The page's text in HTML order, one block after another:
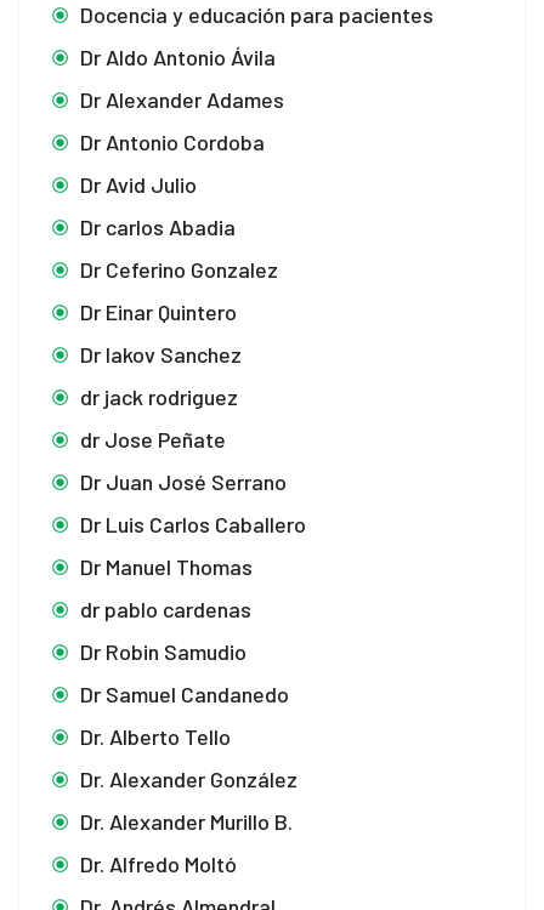
Docencia y educación para pacientes
Dr Aldo Antonio Ávila
Dr Alexander Adames
Dr Antonio Cordoba
Dr Avid Julio
Dr carlos Abadia
Dr Ceferino Gonzalez
Dr Einar Quintero
Dr Iakov Sanchez
dr jack rodriguez
dr Jose Peñate
Dr Juan José Serrano
Dr Luis Carlos Caballero
Dr Manuel Thomas
dr pablo cardenas
Dr Robin Samudio
Dr Samuel Candanedo
Dr. Alberto Tello
Dr. Alexander González
Dr. Alexander Murillo B.
Dr. Alfredo Moltó